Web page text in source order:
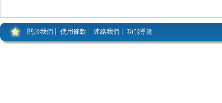
關於我們 使用條款 連絡我們 功能導覽